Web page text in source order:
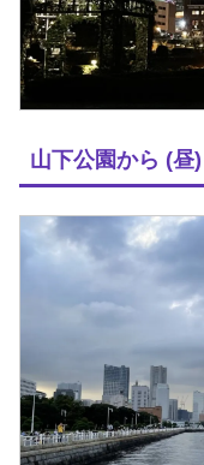
山下公園から (昼)